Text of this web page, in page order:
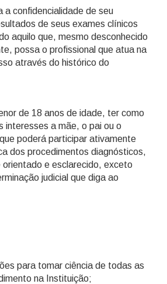
a confidencialidade de seu
de seus exames clínicos
aquilo que, mesmo desconhecido
possa o profissional que atua na
através do histórico do
de 18 anos de idade, ter como
interesses a mãe, o pai ou o
poderá participar ativamente
dos procedimentos diagnósticos,
e esclarecido, exceto
judicial que diga ao
para tomar ciência de todas as
na Instituição;